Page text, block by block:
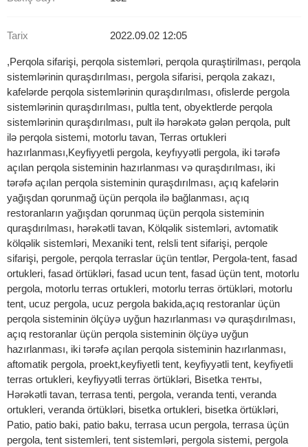
Tarix 2022.09.02 12:05
,Perqola sifarişi, perqola sistemləri, perqola quraştirilması, perqola
sistemlərinin quraşdırılması, pergola sifarisi, perqola zakazı,
kafelərde perqola sistemlərinin quraşdırılması, ofislerde pergola
sistemlərinin quraşdırılması, pultla tent, obyektlerde perqola
sistemlərinin quraşdırılması, pult ilə hərəkətə gələn perqola, pult
ilə perqola sistemi, motorlu tavan, Terras ortukleri
hazırlanması,Keyfiyyetli pergola, keyfıyyətli pergola, iki tərəfə
açılan perqola sisteminin hazırlanması və quraşdırılması, iki
tərəfə açılan perqola sisteminin quraşdırılması, açıq kafelərin
yağışdan qorunmağ üçün perqola ilə bağlanması, açıq
restoranların yağışdan qorunmaq üçün perqola sisteminin
quraşdırılması, hərəkətli tavan, Kölqəlik sistemləri, avtomatik
kölqəlik sistemləri, Mexaniki tent, relsli tent sifarişi, perqole
sifarişi, pergole, perqola terraslar üçün tentlər, Pergola-tent, fasad
ortukleri, fasad örtükləri, fasad ucun tent, fasad üçün tent, motorlu
pergola, motorlu terras ortukleri, motorlu terras örtükləri, motorlu
tent, ucuz pergola, ucuz pergola bakida,açıq restoranlar üçün
perqola sisteminin ölçüyə uyğun hazırlanması və quraşdırılması,
açıq restoranlar üçün perqola sisteminin ölçüyə uyğun
hazırlanması, iki tərəfə açılan perqola sisteminin hazırlanması,
aftomatik pergola, proekt,keyfiyetli tent, keyfiyyətli tent, keyfiyetli
terras ortukleri, keyfiyyətli terras örtükləri, Bisetka тенты,
Hərəkətli tavan, terrasa tenti, pergola, veranda tenti, veranda
ortukleri, veranda örtükləri, bisetka ortukleri, bisetka örtükləri,
Patio, patio baki, patio baku, terrasa ucun pergola, terrasa üçün
pergola, tent sistemleri, tent sistemləri, pergola sistemi, pergola